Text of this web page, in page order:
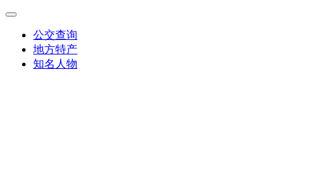
公交查询
地方特产
知名人物